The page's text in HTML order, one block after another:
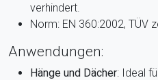
verhindert.
Norm: EN 360:2002, TÜV
Anwendungen:
Hänge und Dächer: Ideal